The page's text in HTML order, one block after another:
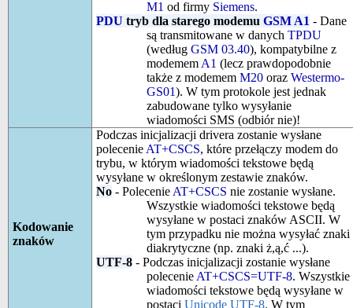
M1 od firmy Siemens.
PDU tryb dla starego modemu GSM A1 - Dane
są transmitowane w danych TPDU
(według GSM 03.40), kompatybilne z
modemem A1 (lecz prawdopodobnie
także z modemem M20oraz Westermo-
GS01). W tym protokole jest jednak
zabudowane tylko wysyłanie
wiadomości SMS (odbiór nie)!
Kodowanie
znaków
Podczas inicjalizacji drivera zostanie wysłane
polecenie AT+CSCS, które przełączy modem do
trybu, w którym wiadomości tekstowe będą
wysyłane w określonym zestawie znaków.
No- Polecenie AT+CSCS nie zostanie wysłane.
Wszystkie wiadomości tekstowe będą
wysyłane w postaci znaków ASCII. W
tym przypadku nie można wysyłać znaki
diakrytyczne (np. znaki ż,ą,ć ...).
UTF-8- Podczas inicjalizacji zostanie wysłane
polecenie AT+CSCS=UTF-8. Wszystkie
wiadomości tekstowe będą wysyłane w
postaci Unicode UTF-8. W tym